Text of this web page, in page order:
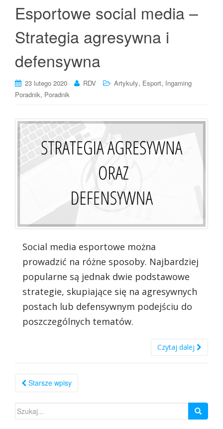
Esportowe social media –
Strategia agresywna i
defensywna
23 lutego 2020 RDV Artykuły, Esport, Ingaming
Poradnik, Poradnik
Social media esportowe można
prowadzić na różne sposoby. Najbardziej
popularne są jednak dwie podstawowe
strategie, skupiające się na agresywnych
postach lub defensywnym podejściu do
poszczególnych tematów.
Czytaj dalej
Nawigacja
wpisach
Starsze wpisy
Szukaj: